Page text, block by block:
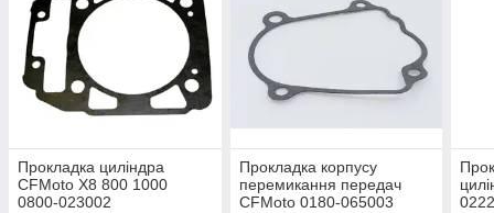
Прокладка циліндра
CFMoto X8 800 1000
0800-023002
Прокладка корпусу
перемикання передач
CFMoto 0180-065003